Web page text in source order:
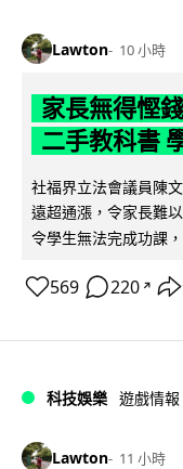
Lawton 10 小時
家長無得慳
二手教科書
社福界立法會議員陳
遠超通漲，令家長難
令學生無法完成功課
569 220 ↗
科技娛樂 遊戲情報
Lawton 11 小時